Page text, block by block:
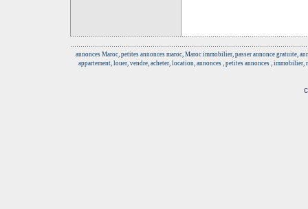
annonces Maroc, petites annonces maroc, Maroc immobilier, passer annonce gratuite,
appartement, louer, vendre, acheter, location, annonces , petites annonces ,